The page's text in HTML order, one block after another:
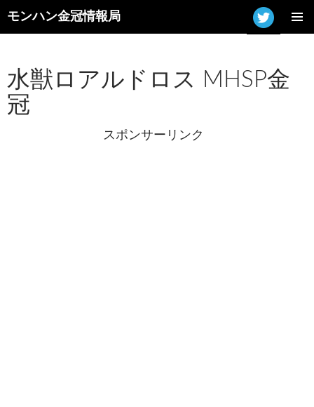
モンハン金冠情報局
ン
ツ
へ
ス
水獣ロアルドロス MHSP金
冠
スポンサーリンク